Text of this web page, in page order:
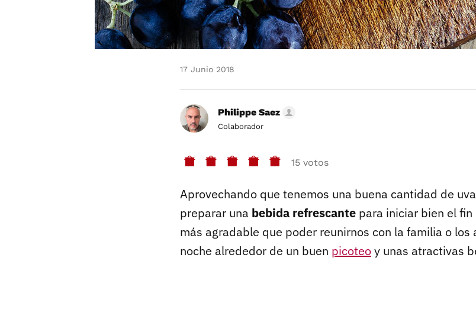
17 Junio 2018
Philippe Saez
Colaborador
15 votos
Aprovechando que tenemos una buena cantidad de
preparar una bebida refrescante para iniciar bien el
más agradable que poder reunirnos con la familia o los
noche alrededor de un buen picoteoy unas atractivas